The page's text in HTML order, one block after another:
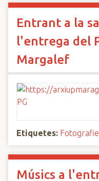
Entrant a la
l'entrega del
Margalef
Etiquetes:
Músics a